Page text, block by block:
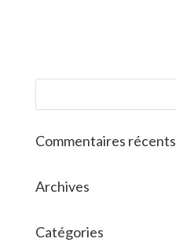
Commentaires récents
Archives
Catégories